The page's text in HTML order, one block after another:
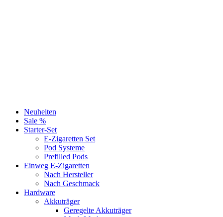
Neuheiten
Sale %
Starter-Set
E-Zigaretten Set
Pod Systeme
Prefilled Pods
Einweg E-Zigaretten
Nach Hersteller
Nach Geschmack
Hardware
Akkuträger
Geregelte Akkuträger